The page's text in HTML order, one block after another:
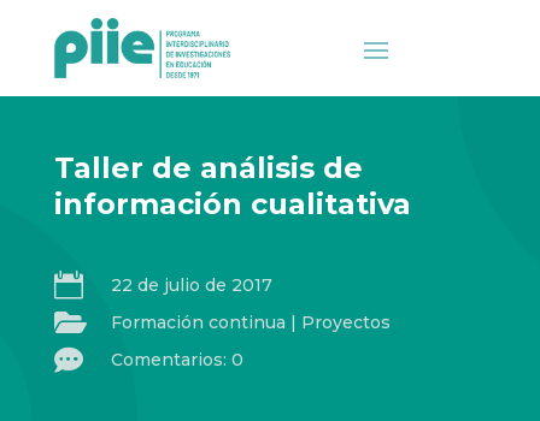
Taller de análisis de
información cualitativa
 22 de julio de 2017
 Formación continua | Proyectos
 Comentarios: 0